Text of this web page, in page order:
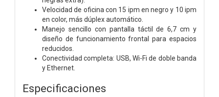
Velocidad de oficina con 15 ipm en negro y 10 ipm
en color, más dúplex automático.
Manejo sencillo con pantalla táctil de 6,7 cm y
diseño de funcionamiento frontal para espacios
reducidos.
Conectividad completa: USB, Wi-Fi de doble banda
y Ethernet.
Especificaciones